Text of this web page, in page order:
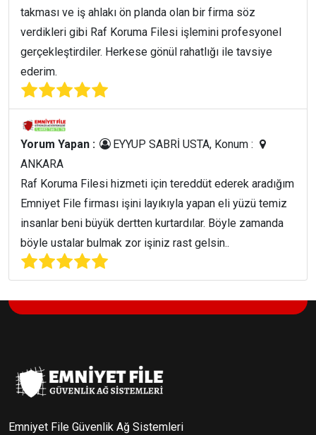
takması ve iş ahlakı ön planda olan bir firma söz
verdikleri gibi Raf Koruma Filesi işlemini profesyonel
gerçekleştirdiler. Herkese gönül rahatlığı ile tavsiye
ederim.
Yorum Yapan :
EYYUP SABRİ USTA, Konum :
ANKARA
Raf Koruma Filesi hizmeti için tereddüt ederek aradığım
Emniyet File firması işini layıkıyla yapan eli yüzü temiz
insanlar beni büyük dertten kurtardılar. Böyle zamanda
böyle ustalar bulmak zor işiniz rast gelsin..
Emniyet File Güvenlik Ağ Sistemleri